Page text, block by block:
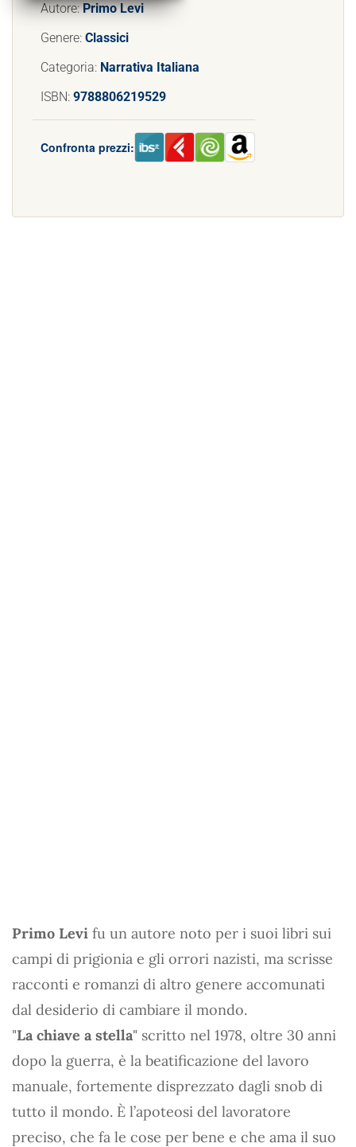
Autore:Primo Levi
Genere: Classici
Categoria: Narrativa Italiana
ISBN: 9788806219529
Confronta prezzi:
Primo Levi fu un autore noto per i suoi libri sui
campi di prigionia e gli orrori nazisti, ma scrisse
racconti e romanzi di altro genere accomunati
dal desiderio di cambiare il mondo.
"La chiave a stella" scritto nel 1978, oltre 30 anni
dopo la guerra, è la beatificazione del lavoro
manuale, fortemente disprezzato dagli snob di
tutto il mondo. È l’apoteosi del lavoratore
preciso, che fa le cose per bene e che ama il suo